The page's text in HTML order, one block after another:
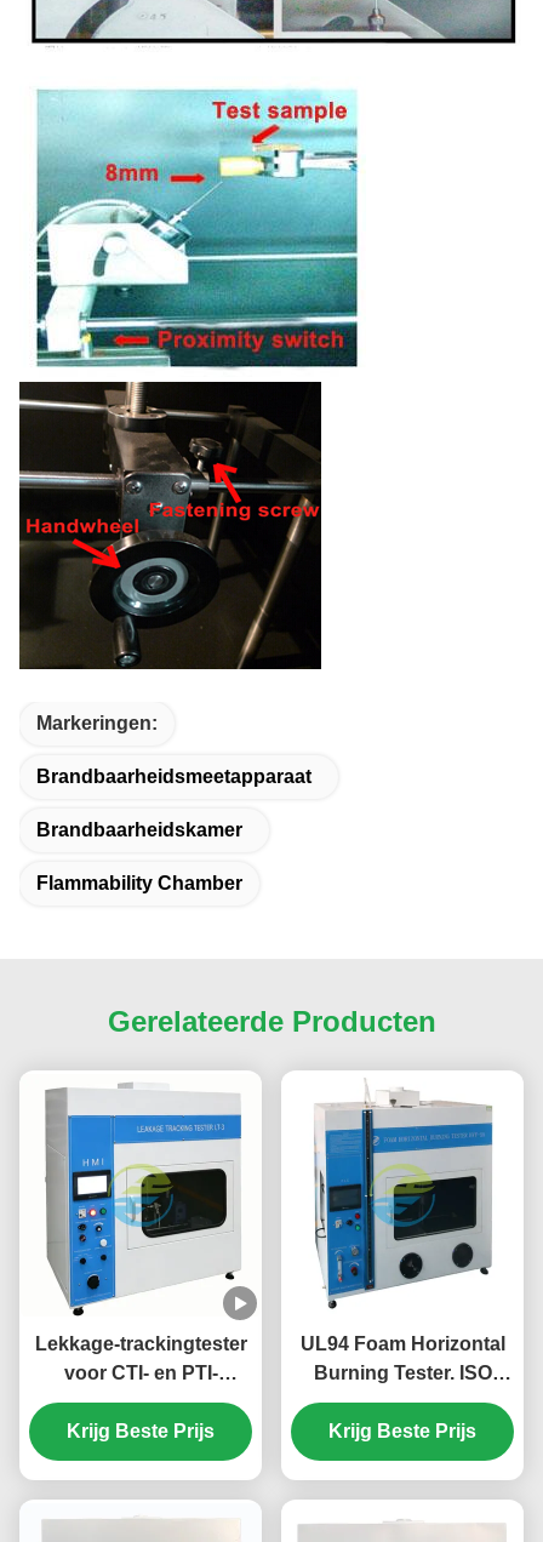
Markeringen:
Brandbaarheidsmeetapparaat
Brandbaarheidskamer
Flammability Chamber
Gerelateerde Producten
Lekkage-trackingtester
voor CTI- en PTI-
evaluatie | IEC 60112
Ontvlambaarheidstestapparatuur
voor isolatiematerialen
Krijg Beste Prijs
UL94 Foam Horizontal
Burning Tester. ISO
9772
voor conformiteit met
cellulaire kunststoffen.
Krijg Beste Prijs